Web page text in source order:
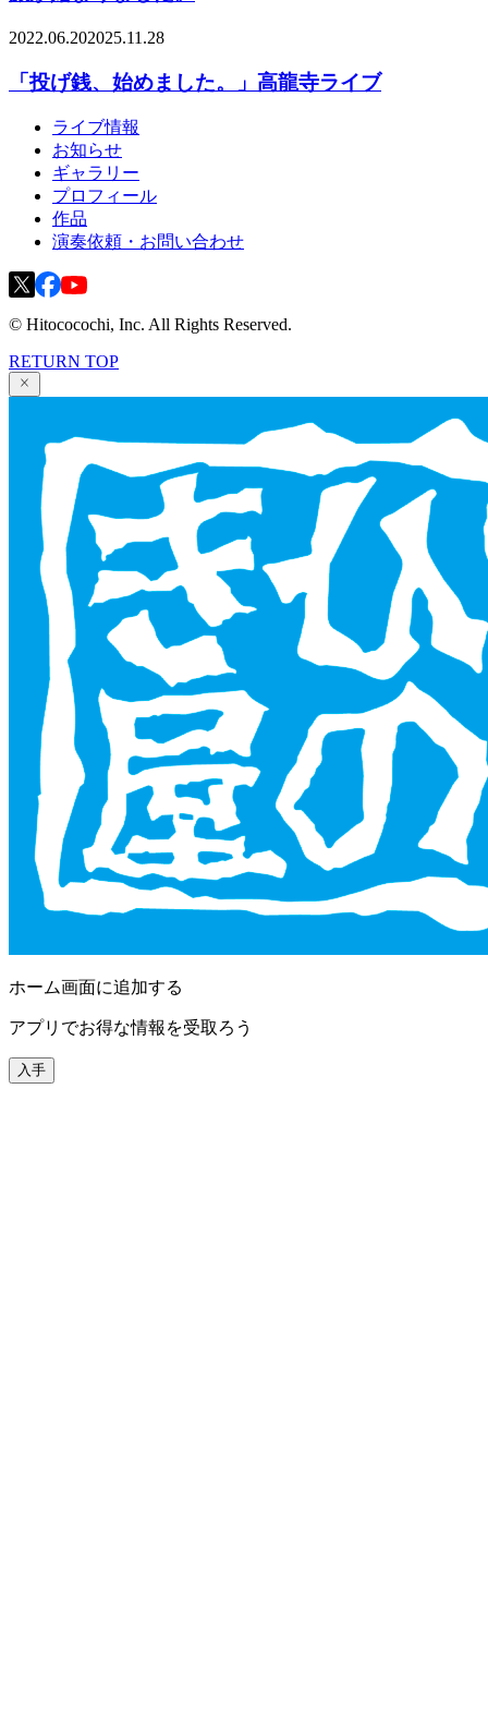
2022.06.202025.11.28
「投げ銭、始めました。」高龍寺ライブ
ライブ情報
お知らせ
ギャラリー
プロフィール
作品
演奏依頼・お問い合わせ
© Hitococochi, Inc. All Rights Reserved.
RETURN TOP
ホーム画面に追加する
アプリでお得な情報を受取ろう
入手